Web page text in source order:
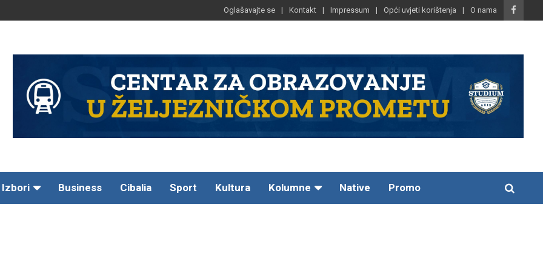
Oglašavajte se Kontakt Impressum Opći uvjeti korištenja O nama
Izbori Business Cibalia Sport Kultura Kolumne Native Promo